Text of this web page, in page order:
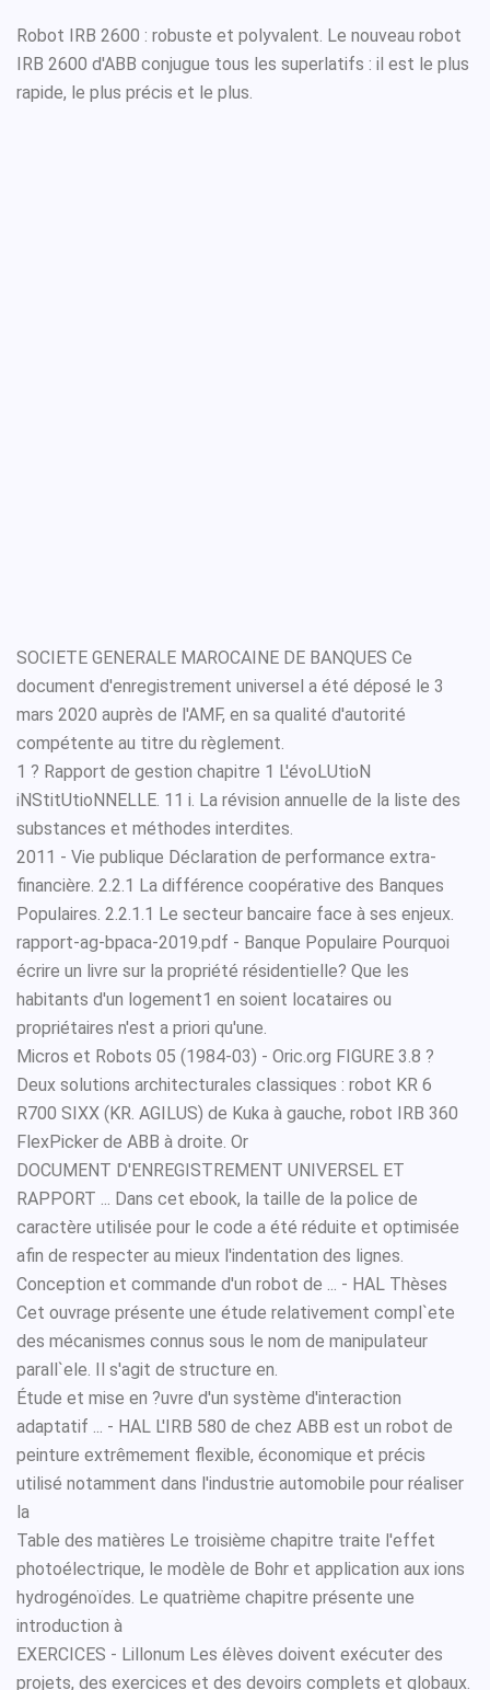
Robot IRB 2600 : robuste et polyvalent. Le nouveau robot
IRB 2600 d'ABB conjugue tous les superlatifs : il est le plus
rapide, le plus précis et le plus.
SOCIETE GENERALE MAROCAINE DE BANQUES Ce
document d'enregistrement universel a été déposé le 3
mars 2020 auprès de l'AMF, en sa qualité d'autorité
compétente au titre du règlement.
1 ? Rapport de gestion chapitre 1 L'évoLUtioN
iNStitUtioNNELLE. 11 i. La révision annuelle de la liste des
substances et méthodes interdites.
2011 - Vie publique Déclaration de performance extra-
financière. 2.2.1 La différence coopérative des Banques
Populaires. 2.2.1.1 Le secteur bancaire face à ses enjeux.
rapport-ag-bpaca-2019.pdf - Banque Populaire Pourquoi
écrire un livre sur la propriété résidentielle? Que les
habitants d'un logement1 en soient locataires ou
propriétaires n'est a priori qu'une.
Micros et Robots 05 (1984-03) - Oric.org FIGURE 3.8 ?
Deux solutions architecturales classiques : robot KR 6
R700 SIXX (KR. AGILUS) de Kuka à gauche, robot IRB 360
FlexPicker de ABB à droite. Or
DOCUMENT D'ENREGISTREMENT UNIVERSEL ET
RAPPORT ... Dans cet ebook, la taille de la police de
caractère utilisée pour le code a été réduite et optimisée
afin de respecter au mieux l'indentation des lignes.
Conception et commande d'un robot de ... - HAL Thèses
Cet ouvrage présente une étude relativement compl`ete
des mécanismes connus sous le nom de manipulateur
parall`ele. Il s'agit de structure en.
Étude et mise en ?uvre d'un système d'interaction
adaptatif ... - HAL L'IRB 580 de chez ABB est un robot de
peinture extrêmement flexible, économique et précis
utilisé notamment dans l'industrie automobile pour réaliser
la
Table des matières Le troisième chapitre traite l'effet
photoélectrique, le modèle de Bohr et application aux ions
hydrogénoïdes. Le quatrième chapitre présente une
introduction à
EXERCICES - Lillonum Les élèves doivent exécuter des
projets, des exercices et des devoirs complets et globaux.